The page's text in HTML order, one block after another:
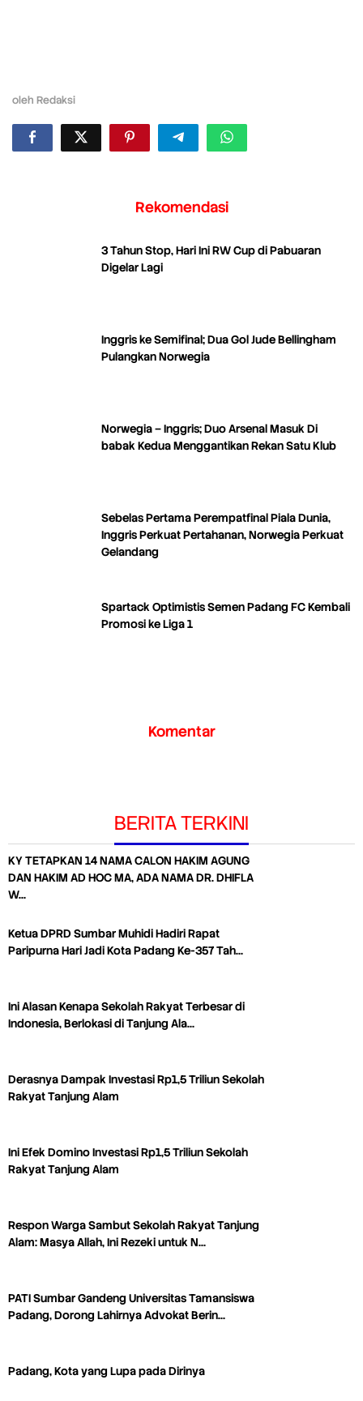
oleh Redaksi
Rekomendasi
3 Tahun Stop, Hari Ini RW Cup di Pabuaran
Digelar Lagi
Inggris ke Semifinal; Dua Gol Jude Bellingham
Pulangkan Norwegia
Norwegia – Inggris; Duo Arsenal Masuk Di
babak Kedua Menggantikan Rekan Satu Klub
Sebelas Pertama Perempatfinal Piala Dunia,
Inggris Perkuat Pertahanan, Norwegia Perkuat
Gelandang
Spartack Optimistis Semen Padang FC Kembali
Promosi ke Liga 1
Komentar
BERITA TERKINI
KY TETAPKAN 14 NAMA CALON HAKIM AGUNG
DAN HAKIM AD HOC MA, ADA NAMA DR. DHIFLA
W…
Ketua DPRD Sumbar Muhidi Hadiri Rapat
Paripurna Hari Jadi Kota Padang Ke-357 Tah…
Ini Alasan Kenapa Sekolah Rakyat Terbesar di
Indonesia, Berlokasi di Tanjung Ala…
Derasnya Dampak Investasi Rp1,5 Triliun Sekolah
Rakyat Tanjung Alam
Ini Efek Domino Investasi Rp1,5 Triliun Sekolah
Rakyat Tanjung Alam
Respon Warga Sambut Sekolah Rakyat Tanjung
Alam: Masya Allah, Ini Rezeki untuk N…
PATI Sumbar Gandeng Universitas Tamansiswa
Padang, Dorong Lahirnya Advokat Berin…
Padang, Kota yang Lupa pada Dirinya